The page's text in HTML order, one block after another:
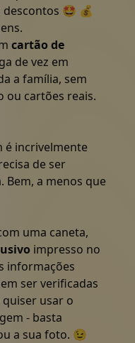
nos
descontos 🤩 💰
cartão de
de vez em
a família, sem
ou cartões reais.
é incrivelmente
de ser
a menos que
uma caneta,
impresso no
informações
ser verificadas
usar o
- basta
a sua foto. 😉